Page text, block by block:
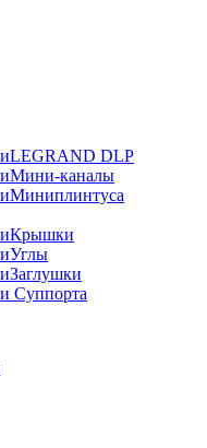
LEGRAND DLP
Мини-каналы
Миниплинтуса
Крышки
Углы
Заглушки
Суппорта